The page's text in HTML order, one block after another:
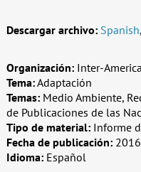
Descargar archivo: Spanish,
Organización: Inter-
Tema:Adaptación
Temas: Medio Ambiente,
de Publicaciones de las
Tipo de material: Informe
Fecha de publicación: 2016
Idioma: Español